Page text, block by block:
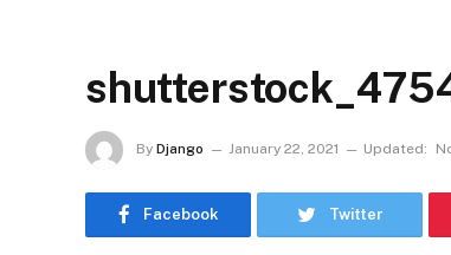
By Django January 22, 2021 Updated:
Facebook Twitter